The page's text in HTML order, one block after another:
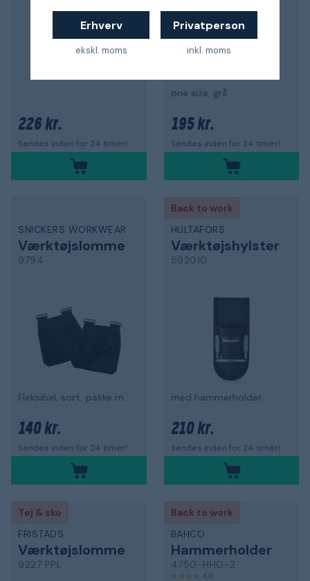
Erhverv
ekskl. moms
Privatperson
inkl. moms
226 kr.
Sendes inden for 24 timer!
one size, grå
195 kr.
Sendes inden for 24 timer!
SNICKERS WORKWEAR
Værktøjslomme
9794
Fleksibel, sort, pakke med 2 stk
140 kr.
Sendes inden for 24 timer!
Back to work
HULTAFORS
Værktøjshylster
592010
med hammerholder
210 kr.
Sendes inden for 24 timer!
Tøj & sko
FRISTADS
Værktøjslomme
9227 PPL
Back to work
BAHCO
Hammerholder
4750-HHO-2
4,0